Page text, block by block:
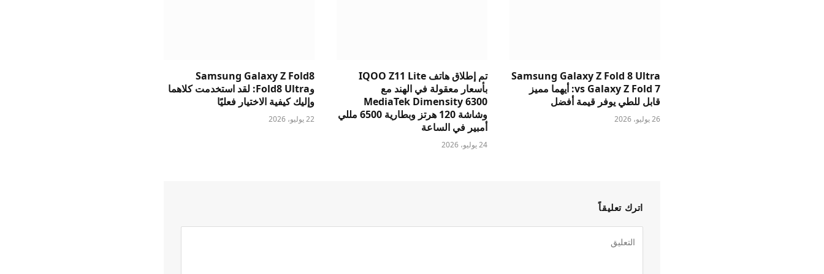
Samsung Galaxy Z Fold 8 Ultra
vs Galaxy Z Fold 7: أيهما مميز
قابل للطي يوفر قيمة أفضل
26 يوليو، 2026
تم إطلاق هاتف IQOO Z11 Lite
بأسعار معقولة في الهند مع
MediaTek Dimensity 6300
وشاشة 120 هرتز وبطارية 6500 مللي
أمبير في الساعة
24 يوليو، 2026
Samsung Galaxy Z Fold8
وFold8 Ultra: لقد استخدمت كلاهما
وإليك كيفية الاختيار فعليًا
22 يوليو، 2026
اترك تعليقاً